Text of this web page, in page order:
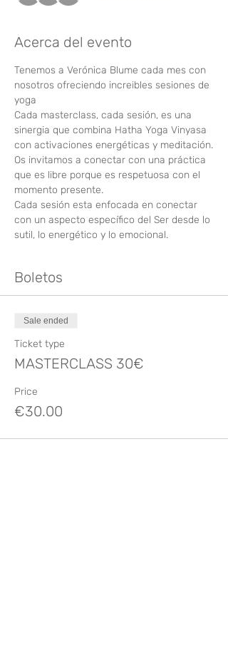
Acerca del evento
Tenemos a Verónica Blume cada mes con
nosotros ofreciendo increibles sesiones de
yoga
Cada masterclass, cada sesión, es una
sinergia que combina Hatha Yoga Vinyasa
con activaciones energéticas y meditación.
Os invitamos a conectar con una práctica
que es libre porque es respetuosa con el
momento presente.
Cada sesión esta enfocada en conectar
con un aspecto específico del Ser desde lo
sutil, lo energético y lo emocional.
Boletos
Sale ended
Ticket type
MASTERCLASS 30€
Price
€30.00